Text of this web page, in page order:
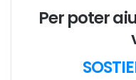
Per poter